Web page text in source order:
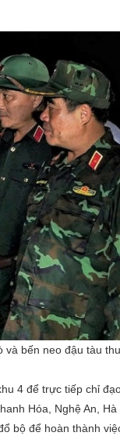
bến neo đậu tàu
4 để trực tiếp chỉ
Hóa, Nghệ An,
bộ để hoàn thành